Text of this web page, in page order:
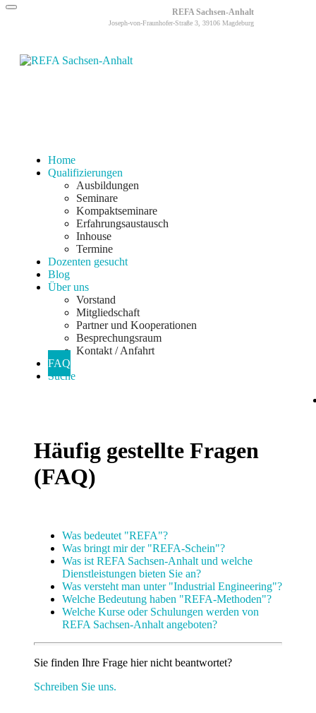
REFA Sachsen-Anhalt
Joseph-von-Fraunhofer-Straße 3, 39106 Magdeburg
Home
Qualifizierungen
Ausbildungen
Seminare
Kompaktseminare
Erfahrungsaustausch
Inhouse
Termine
Dozenten gesucht
Blog
Über uns
Vorstand
Mitgliedschaft
Partner und Kooperationen
Besprechungsraum
Kontakt / Anfahrt
FAQ
Suche
Häufig gestellte Fragen
(FAQ)
Was bedeutet "REFA"?
Was bringt mir der "REFA-Schein"?
Was ist REFA Sachsen-Anhalt und welche
Dienstleistungen bieten Sie an?
Was versteht man unter "Industrial Engineering"?
Welche Bedeutung haben "REFA-Methoden"?
Welche Kurse oder Schulungen werden von
REFA Sachsen-Anhalt angeboten?
Sie finden Ihre Frage hier nicht beantwortet?
Schreiben Sie uns.